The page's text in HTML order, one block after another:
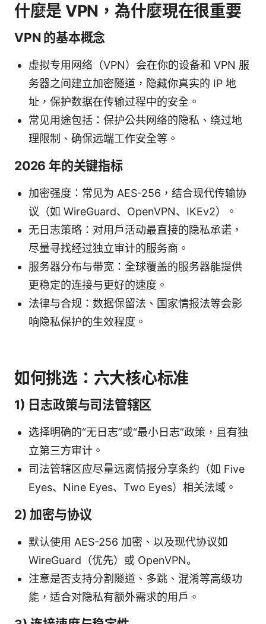
什麼是 VPN，為什麼現在很重要
VPN 的基本概念
虚拟专用网络（VPN）会在你的设备和 VPN 服
务器之间建立加密隧道，隐藏你真实的 IP 地
址，保护数据在传输过程中的安全。
常见用途包括：保护公共网络的隐私、绕过地
理限制、确保远端工作安全等。
2026 年的关键指标
加密强度：常见为 AES-256，结合现代传输协
议（如 WireGuard、OpenVPN、IKEv2）。
无日志策略：对用户活动最直接的隐私承诺，
尽量寻找经过独立审计的服务商。
服务器分布与带宽：全球覆盖的服务器能提供
更稳定的连接与更好的速度。
法律与合规：数据保留法、国家情报法等会影
响隐私保护的生效程度。
如何挑选：六大核心标准
1) 日志政策与司法管辖区
选择明确的“无日志”或“最小日志”政策，且有独
立第三方审计。
司法管辖区应尽量远离情报分享条约（如 Five
Eyes、Nine Eyes、Two Eyes）相关法域。
2) 加密与协议
默认使用 AES-256 加密、以及现代协议如
WireGuard（优先）或 OpenVPN。
注意是否支持分割隧道、多跳、混淆等高级功
能，适合对隐私有额外需求的用户。